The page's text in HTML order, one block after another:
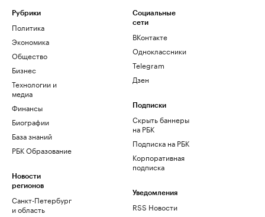
Рубрики
Политика
Экономика
Общество
Бизнес
Технологии и
медиа
Финансы
Биографии
База знаний
РБК Образование
Новости
регионов
Санкт-Петербург
и область
Социальные
сети
ВКонтакте
Одноклассники
Telegram
Дзен
Подписки
Скрыть баннеры
на РБК
Подписка на РБК
Корпоративная
подписка
Уведомления
RSS Новости